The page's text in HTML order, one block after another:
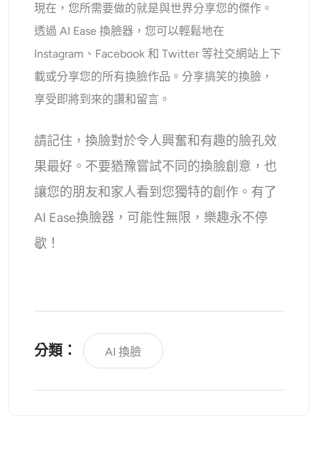
現在，您所需要做的就是與世界分享您的傑作。
透過 AI Ease 換臉器，您可以輕鬆地在
Instagram、Facebook 和 Twitter 等社交網站上下
載或分享您的所有換臉作品。分享搞笑的換臉，
享受即將到來的讚和留言。
請記住，換臉對於令人興奮和有趣的臉孔效
果最好。不要猶豫嘗試不同的換臉創意，也
讓您的朋友和家人看到您獨特的創作。有了
AI Ease換臉器，可能性無限，樂趣永不停
歇！
分類： AI 換臉